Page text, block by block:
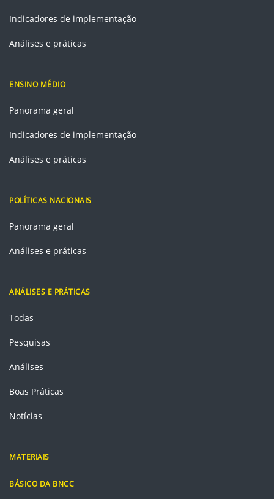
Indicadores de implementação
Análises e práticas
ENSINO MÉDIO
Panorama geral
Indicadores de implementação
Análises e práticas
POLÍTICAS NACIONAIS
Panorama geral
Análises e práticas
ANÁLISES E PRÁTICAS
Todas
Pesquisas
Análises
Boas Práticas
Notícias
MATERIAIS
BÁSICO DA BNCC